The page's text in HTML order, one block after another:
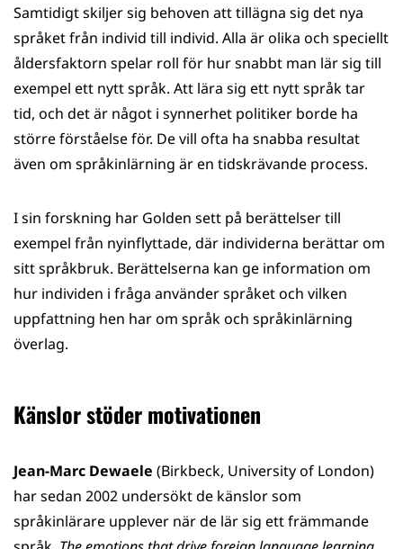
Samtidigt skiljer sig behoven att tillägna sig det nya
språket från individ till individ. Alla är olika och speciellt
åldersfaktorn spelar roll för hur snabbt man lär sig till
exempel ett nytt språk. Att lära sig ett nytt språk tar
tid, och det är något i synnerhet politiker borde ha
större förståelse för. De vill ofta ha snabba resultat
även om språkinlärning är en tidskrävande process.
I sin forskning har Golden sett på berättelser till
exempel från nyinflyttade, där individerna berättar om
sitt språkbruk. Berättelserna kan ge information om
hur individen i fråga använder språket och vilken
uppfattning hen har om språk och språkinlärning
överlag.
Känslor stöder motivationen
Jean-Marc Dewaele (Birkbeck, University of London)
har sedan 2002 undersökt de känslor som
språkinlärare upplever när de lär sig ett främmande